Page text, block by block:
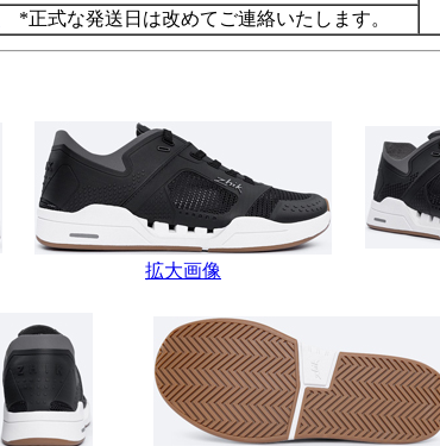
*正式な発送日は改めてご連絡いたします。
拡大画像